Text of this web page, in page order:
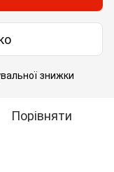
знижки
Порівняти